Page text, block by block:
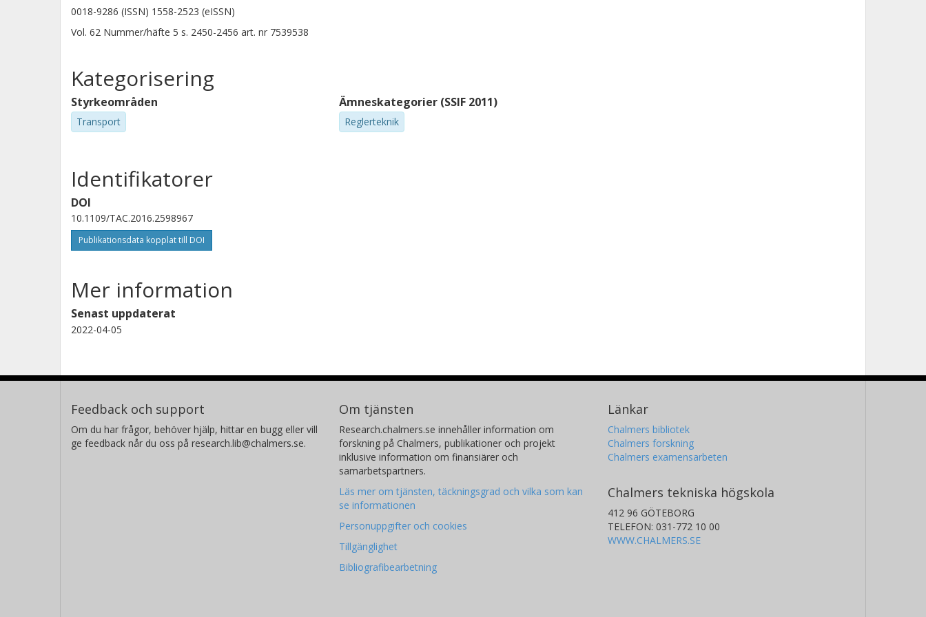
0018-9286 (ISSN) 1558-2523 (eISSN)
Vol. 62 Nummer/häfte 5 s. 2450-2456 art. nr 7539538
Kategorisering
Styrkeområden
Transport
Ämneskategorier (SSIF 2011)
Reglerteknik
Identifikatorer
DOI
10.1109/TAC.2016.2598967
Publikationsdata kopplat till DOI
Mer information
Senast uppdaterat
2022-04-05
Feedback och support
Om du har frågor, behöver hjälp, hittar en bugg eller vill
ge feedback når du oss på research.lib@chalmers.se.
Om tjänsten
Research.chalmers.se innehåller information om
forskning på Chalmers, publikationer och projekt
inklusive information om finansiärer och
samarbetspartners.
Läs mer om tjänsten, täckningsgrad och vilka som kan
se informationen
Personuppgifter och cookies
Tillgänglighet
Bibliografibearbetning
Länkar
Chalmers bibliotek
Chalmers forskning
Chalmers examensarbeten
Chalmers tekniska högskola
412 96 GÖTEBORG
TELEFON: 031-772 10 00
WWW.CHALMERS.SE